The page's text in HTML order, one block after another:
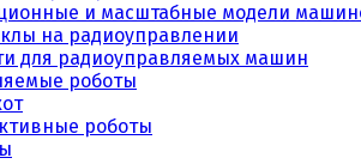
и масштабные модели
на радиоуправлении
для радиоуправляемых машин
роботы
роботы